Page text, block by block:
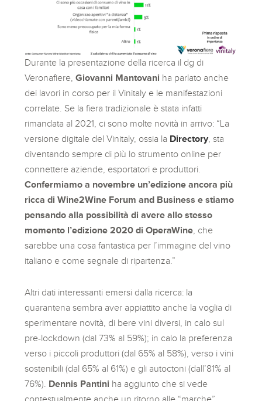
Durante la presentazione della ricerca il dg di
Veronafiere,Giovanni Mantovani ha parlato anche
dei lavori in corso per il Vinitaly e le manifestazioni
correlate. Se la fiera tradizionale è stata infatti
rimandata al 2021, ci sono molte novità in arrivo: “La
versione digitale del Vinitaly, ossia la Directory, sta
diventando sempre di più lo strumento online per
connettere aziende, esportatori e produttori.
Confermiamo a novembre un’edizione ancora più
ricca di Wine2Wine Forum and Business e stiamo
pensando alla possibilità di avere allo stesso
momento l’edizione 2020 di OperaWine , che
sarebbe una cosa fantastica per l’immagine del vino
italiano e come segnale di ripartenza.”
Altri dati interessanti emersi dalla ricerca: la
quarantena sembra aver appiattito anche la voglia di
sperimentare novità, di bere vini diversi, in calo sul
pre-lockdown (dal 73% al 59%); in calo la preferenza
verso i piccoli produttori (dal 65% al 58%), verso i vini
sostenibili (dal 65% al 61%) e gli autoctoni (dall’81% al
76%). Dennis Pantini ha aggiunto che si vede
contestualmente anche un ritorno alle “marche”,